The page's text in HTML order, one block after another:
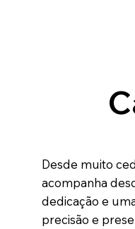
Desde muito
acompanha
dedicação e
precisão e